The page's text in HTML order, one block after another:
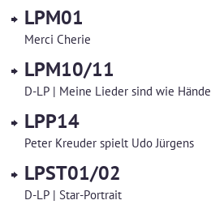
LPM01
Merci Cherie
LPM10/11
D-LP | Meine Lieder sind wie Hände
LPP14
Peter Kreuder spielt Udo Jürgens
LPST01/02
D-LP | Star-Portrait